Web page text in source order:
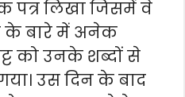
पत्र लिखा जिसमें वे
के बारे में अनेक
को उनके शब्दों से
उस दिन के बाद